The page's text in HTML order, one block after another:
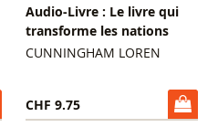
Audio-Livre : Le livre qui
transforme les nations
CUNNINGHAM LOREN
CHF 9.75